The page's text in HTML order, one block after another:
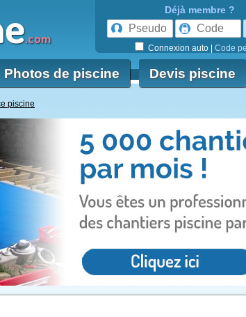
.com
Déjà membre ?
Connexion auto Code
Photos de piscine Devis piscine
piscine